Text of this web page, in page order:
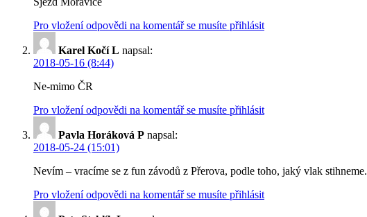
Pro vložení odpovědi na komentář se musíte přihlásit
Karel Kočí L napsal:
2018-05-16 (8:44)
Ne-mimo ČR
Pro vložení odpovědi na komentář se musíte přihlásit
Pavla Horáková P napsal:
2018-05-24 (15:01)
Nevím – vracíme se z fun závodů z Přerova, podle toho, jaký vlak stihneme.
Pro vložení odpovědi na komentář se musíte přihlásit